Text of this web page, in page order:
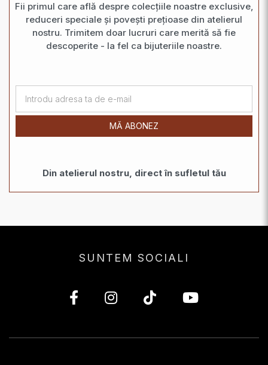
Fii primul care află despre colecțiile noastre exclusive,
reduceri speciale și povești prețioase din atelierul
nostru. Trimitem doar lucruri care merită să fie
descoperite - la fel ca bijuteriile noastre.
MĂ ABONEZ
Din atelierul nostru, direct în sufletul tău
SUNTEM SOCIALI